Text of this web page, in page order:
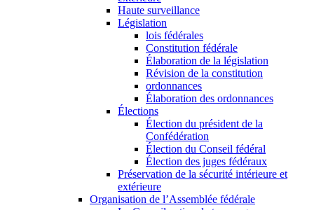
Haute surveillance
Législation
lois fédérales
Constitution fédérale
Élaboration de la législation
Révision de la constitution
ordonnances
Élaboration des ordonnances
Élections
Élection du président de la
Confédération
Élection du Conseil fédéral
Élection des juges fédéraux
Préservation de la sécurité intérieure et
extérieure
Organisation de l’Assemblée fédérale